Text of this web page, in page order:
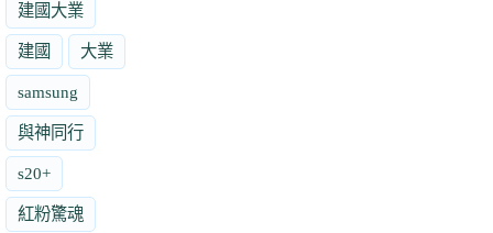
建國大業
建國 大業
samsung
與神同行
s20+
紅粉驚魂